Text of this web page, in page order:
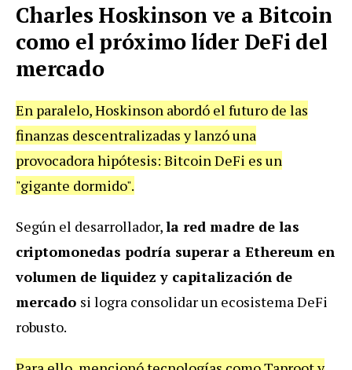
Charles Hoskinson ve a Bitcoin
como el próximo líder DeFi del
mercado
En paralelo, Hoskinson abordó el futuro de las
finanzas descentralizadas y lanzó una
provocadora hipótesis: Bitcoin DeFi es un
"gigante dormido".
Según el desarrollador,la red madre de las
criptomonedas podría superar a Ethereum en
volumen de liquidez y capitalización de
mercado si logra consolidar un ecosistema DeFi
robusto.